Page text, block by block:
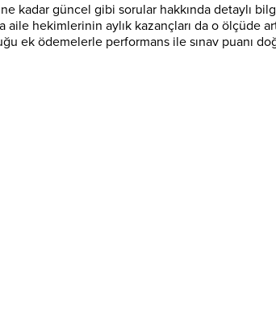
kadar güncel gibi sorular hakkında detaylı
hekimlerinin aylık kazançları da o ölçüde
ek ödemelerle performans ile sınav puanı